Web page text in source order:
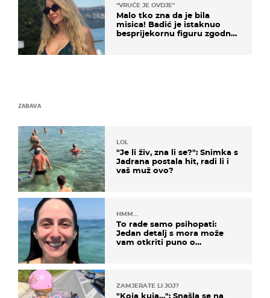
"VRUĆE JE OVDJE"
Malo tko zna da je bila
misica! Badić je istaknuo
besprijekornu figuru zgodne
ZABAVA
LOL
"Je li živ, zna li se?": Snimka s
Jadrana postala hit, radi li i
vaš muž ovo?
HMM…
To rade samo psihopati:
Jedan detalj s mora može
vam otkriti puno o
ZAMJERATE LI JOJ?
"Koja kuja…": Snašla se na